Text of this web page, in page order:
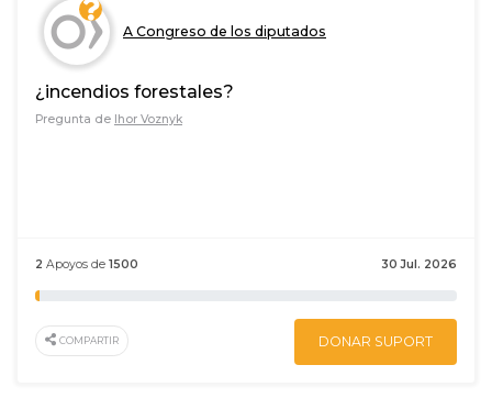
A Congreso de los diputados
¿incendios forestales?
Pregunta de Ihor Voznyk
30 Jul. 2026
2 Apoyos de 1500
COMPARTIR DONAR SUPORT